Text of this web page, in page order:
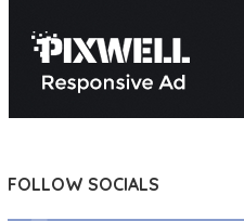
FOLLOW SOCIALS